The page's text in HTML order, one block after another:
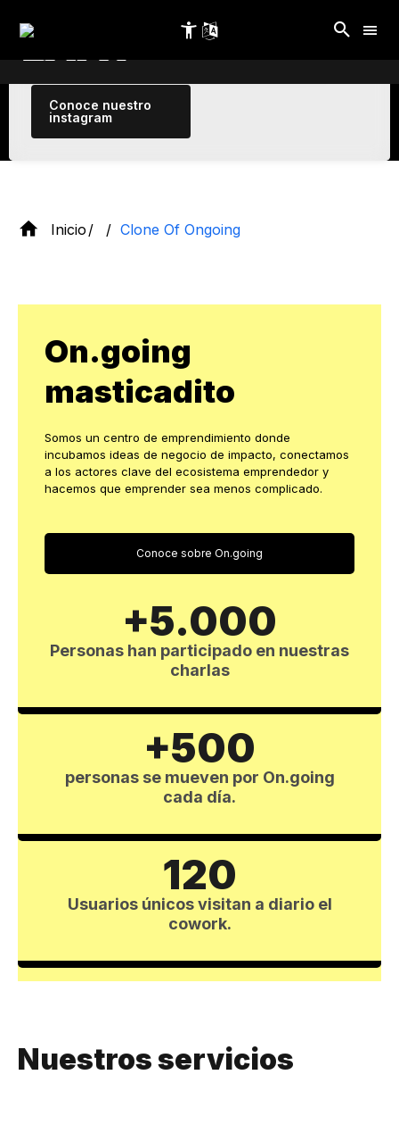
contenido
Conoce nuestro
instagram
Inicio Clone Of Ongoing
On.going
masticadito
Somos un centro de emprendimiento donde
incubamos ideas de negocio de impacto, conectamos
a los actores clave del ecosistema emprendedor y
hacemos que emprender sea menos complicado.
Conoce sobre On.going
+5.000
Personas han participado en nuestras
charlas
+500
personas se mueven por On.going
cada día.
120
Usuarios únicos visitan a diario el
cowork.
Nuestros servicios